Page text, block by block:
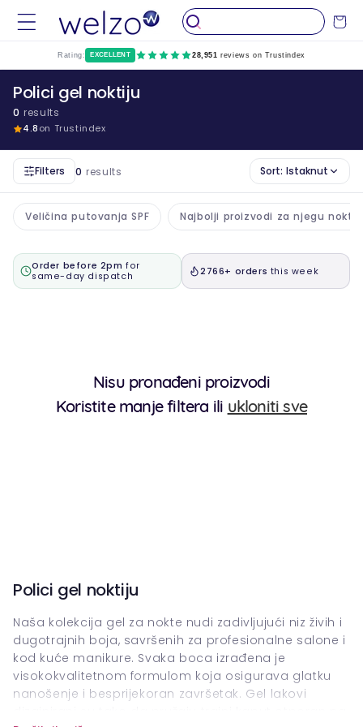
na
sadržaj
Kolica
Rating: EXCELLENT 28,951 reviews on Trustindex
Polici gel noktiju
0 results
4.8on Trustindex
Filters 0 results Sort: Istaknut
Veličina putovanja SPF Najbolji proizvodi za njegu
Order before 2pm for
same-day dispatch
2766+ orders this week
Nisu pronađeni proizvodi
Koristite manje filtera ili ukloniti sve
Polici gel noktiju
Naša kolekcija gel za nokte nudi zadivljujući niz živih i
dugotrajnih boja, savršenih za profesionalne salone i
kod kuće manikure. Svaka boca izrađena je
visokokvalitetnom formulom koja osigurava glatku
nanošenje i besprijekoran završetak. Gel lakovi